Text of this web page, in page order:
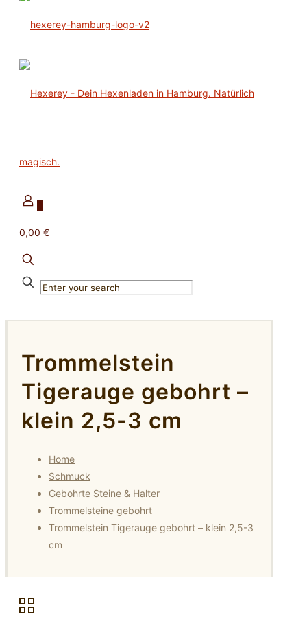
0,00 €
Trommelstein
Tigerauge gebohrt –
klein 2,5-3 cm
Home
Schmuck
Gebohrte Steine & Halter
Trommelsteine gebohrt
Trommelstein Tigerauge gebohrt – klein 2,5-3
cm